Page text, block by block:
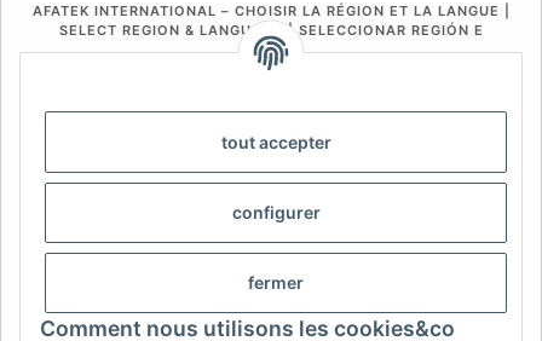
tout accepter
configurer
fermer
Comment nous utilisons les cookies&co
AFATEK INTERNATIONAL – CHOISIR LA RÉGION ET LA LANGUE |
SELECT REGION & LANGUAGE | SELECCIONAR REGIÓN E
IDIOMA
BE (NL) BE (FR)
FR IT ES DK PL
USA
RO HR